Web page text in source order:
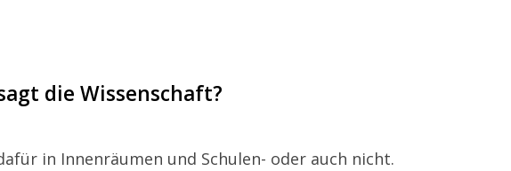
die Wissenschaft?
in Innenräumen und Schulen- oder auch nicht.